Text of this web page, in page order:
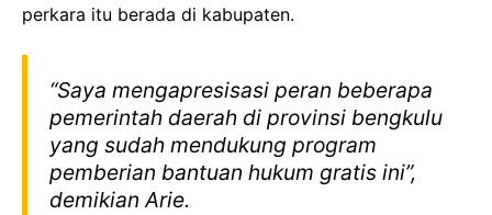
perkara itu berada di kabupaten.
“Saya mengapresisasi peran beberapa
pemerintah daerah di provinsi bengkulu
yang sudah mendukung program
pemberian bantuan hukum gratis ini”,
demikian Arie.